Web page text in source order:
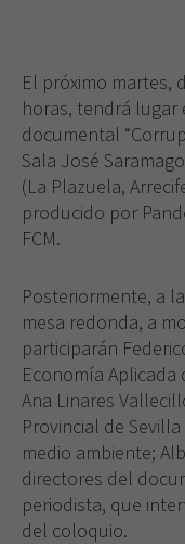
El próximo martes,
horas, tendrá lugar
documental
Sala José
(La Plazuela,
producido por
FCM.
Posteriormente, a
mesa redonda, a
participarán
Economía Aplicada
Ana Linares
Provincial de
medio ambiente;
directores del
periodista, que
del coloquio.